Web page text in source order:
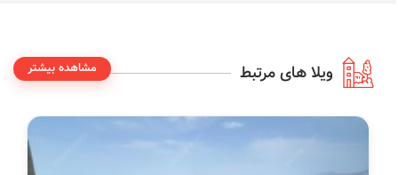
ویلا های مرتبط مشاهده بیشتر